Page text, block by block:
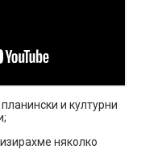
и културни
няколко